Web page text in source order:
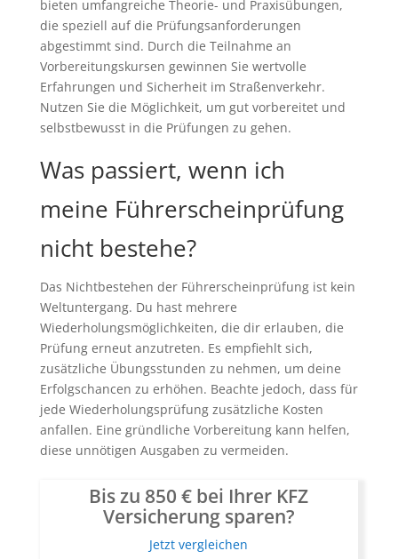
bieten umfangreiche Theorie- und Praxisübungen,
die speziell auf die Prüfungsanforderungen
abgestimmt sind. Durch die Teilnahme an
Vorbereitungskursen gewinnen Sie wertvolle
Erfahrungen und Sicherheit im Straßenverkehr.
Nutzen Sie die Möglichkeit, um gut vorbereitet und
selbstbewusst in die Prüfungen zu gehen.
Was passiert, wenn ich
meine Führerscheinprüfung
nicht bestehe?
Das Nichtbestehen der Führerscheinprüfung ist kein
Weltuntergang. Du hast mehrere
Wiederholungsmöglichkeiten, die dir erlauben, die
Prüfung erneut anzutreten. Es empfiehlt sich,
zusätzliche Übungsstunden zu nehmen, um deine
Erfolgschancen zu erhöhen. Beachte jedoch, dass für
jede Wiederholungsprüfung zusätzliche Kosten
anfallen. Eine gründliche Vorbereitung kann helfen,
diese unnötigen Ausgaben zu vermeiden.
Bis zu 850 € bei Ihrer KFZ
Versicherung sparen?
Jetzt vergleichen